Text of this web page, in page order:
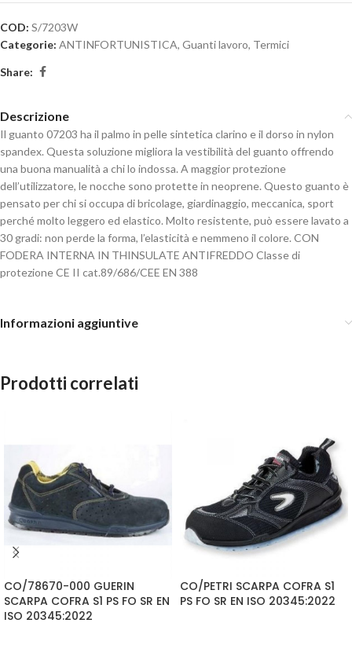
COD: S/7203W
Categorie: ANTINFORTUNISTICA, Guanti lavoro, Termici
Share:
Descrizione
Il guanto 07203 ha il palmo in pelle sintetica clarino e il dorso in nylon
spandex. Questa soluzione migliora la vestibilità del guanto offrendo
una buona manualità a chi lo indossa. A maggior protezione
dell’utilizzatore, le nocche sono protette in neoprene. Questo guanto è
pensato per chi si occupa di bricolage, giardinaggio, meccanica, sport
perché molto leggero ed elastico. Molto resistente, può essere lavato a
30 gradi: non perde la forma, l’elasticità e nemmeno il colore. CON
FODERA INTERNA IN THINSULATE ANTIFREDDO Classe di
protezione CE II cat.89/686/CEE EN 388
Informazioni aggiuntive
Prodotti correlati
CO/78670-000 GUERIN
SCARPA COFRA S1 PS FO SR EN
ISO 20345:2022
CO/PETRI SCARPA COFRA S1
PS FO SR EN ISO 20345:2022